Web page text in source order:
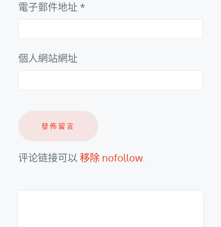
電子郵件地址 *
個人網站網址
评论链接可以移除 nofollow.